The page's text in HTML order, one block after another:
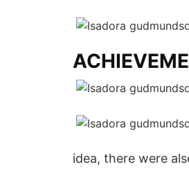
idea, there were